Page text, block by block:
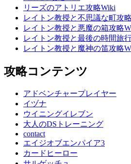
リーズのアトリエ攻略Wiki
レイトン教授と不思議な町攻
レイトン教授と悪魔の箱攻略
レイトン教授と最後の時間旅
レイトン教授と魔神の笛攻略
攻略コンテンツ
アドベンチャープレイヤー
イヅナ
ウイニングイレブン
大人のDSトレーニング
contact
エイジオブエンパイア3
カードヒーロー